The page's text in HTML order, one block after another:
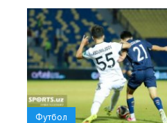
Футбол